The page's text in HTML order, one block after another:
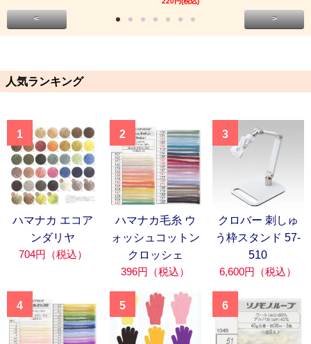
< >
人気ランキング
1
ハマナカ エコア
ンダリヤ
704円（税込）
2
ハマナカ毛糸 ウ
ォッシュコットン
クロッシェ
396円（税込）
3
クロバー 刺しゅ
う枠スタンド 57-
510
6,600円（税込）
4 5 6